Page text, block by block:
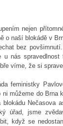
nejen
o naší blokádě v
bez
nás
víme, že si
feministky
můžeme do
úřad, jsme
když se